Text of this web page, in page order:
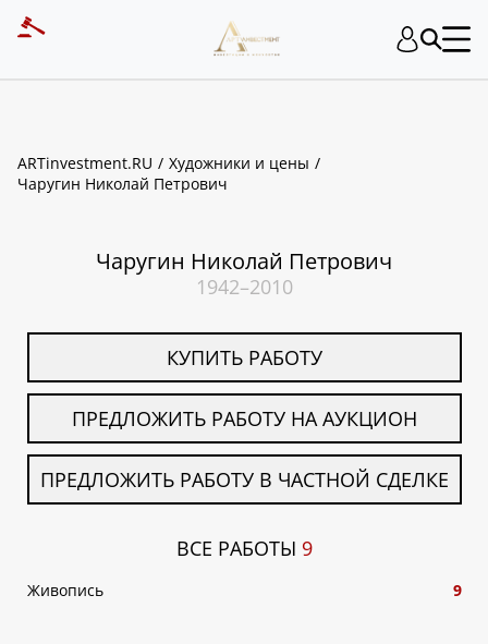
ARTinvestment.RU
Художники и цены
Чаругин Николай Петрович
Чаругин Николай Петрович
1942–2010
КУПИТЬ РАБОТУ
ПРЕДЛОЖИТЬ РАБОТУ НА АУКЦИОН
ПРЕДЛОЖИТЬ РАБОТУ В ЧАСТНОЙ СДЕЛКЕ
ВСЕ РАБОТЫ 9
Живопись 9